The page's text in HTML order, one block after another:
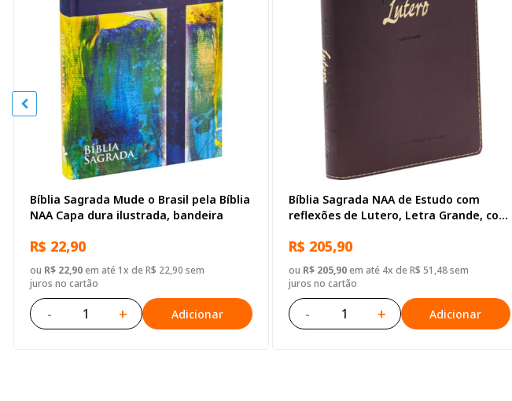
Bíblia Sagrada Mude o Brasil pela Bíblia
NAA Capa dura ilustrada, bandeira
R$ 22,90
ou R$ 22,90em até 1x de R$ 22,90 sem
juros no cartão
- + Adicionar
Bíblia Sagrada NAA de Estudo com
reflexões de Lutero, Letra Grande, com
R$ 205,90
ou R$ 205,90em até 4x de R$ 51,48 sem
juros no cartão
- + Adicionar